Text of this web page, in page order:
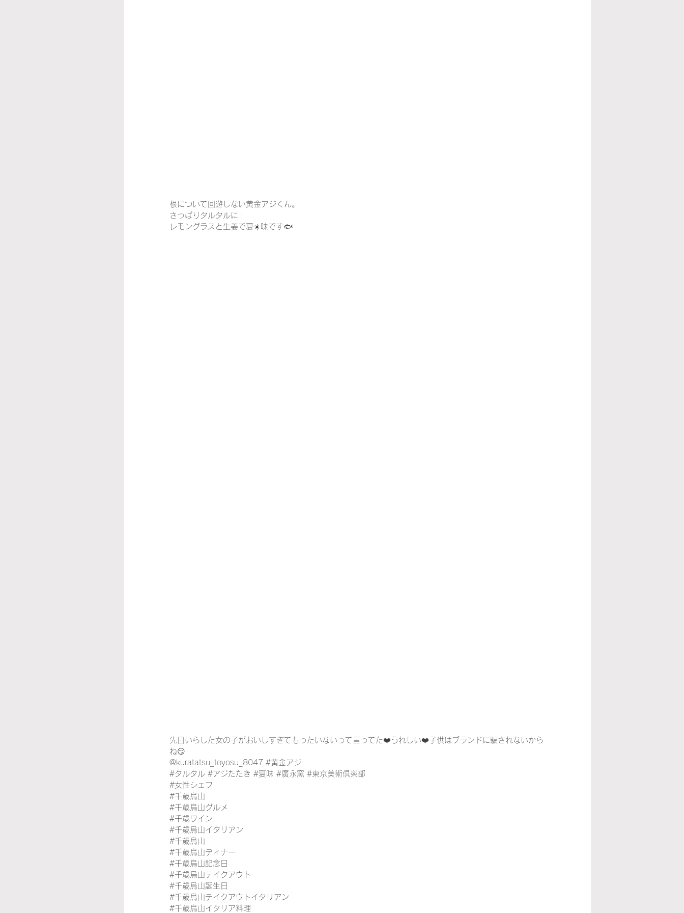
根について回遊しない黄金アジくん。
さっぱりタルタルに！
レモングラスと生姜で夏☀️味です🐟
先日いらした女の子がおいしすぎてもったいないって言ってた❤️うれしい❤️子供はブランドに騙されないから
ね😏
@kuratatsu_toyosu_8047 #黄金アジ
#タルタル #アジたたき #夏味 #廣永窯 #東京美術倶楽部
#女性シェフ
#千歳烏山
#千歳烏山グルメ
#千歳ワイン
#千歳烏山イタリアン
#千歳烏山
#千歳烏山ディナー
#千歳烏山記念日
#千歳烏山テイクアウト
#千歳烏山誕生日
#千歳烏山テイクアウトイタリアン
#千歳烏山イタリア料理